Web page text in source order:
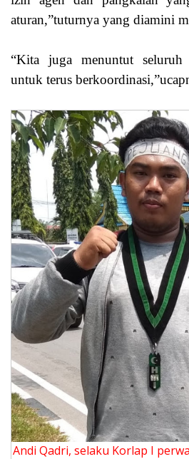
aturan,”tuturnya yang diamini
“Kita juga menuntut
untuk terus
Andi Qadri, selaku Korlap I